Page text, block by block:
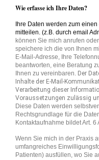
Wie erfasse ich Ihre Daten?
Ihre Daten werden zum
mitteilen. (z.B. durch email
können Sie mich anrufen
speichere ich die von Ihnen
E-Mail-Adresse, Ihre
beantworten, eine Beratung
Ihnen zu vereinbaren. Der
Inhalte der E-Mail-
Verarbeitung dieser
Voraussetzungen zulässig
Diese Daten werden
Rechtsgrundlage für die
Kontaktaufnahme bildet Art. 6
Wenn Sie mich in der Praxis
umfangreiches
Patienten) ausfüllen, wo Sie